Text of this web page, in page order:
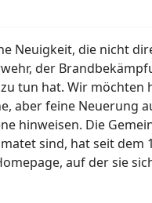
Neuigkeit, die nicht
der
tun hat. Wir möchten
aber feine Neuerung
hinweisen. Die
sind, hat seit dem
auf der sie